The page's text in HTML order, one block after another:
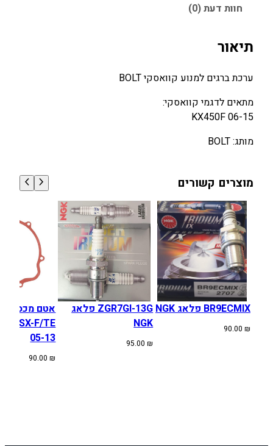
ב
ר
י
ם
ל
נ
ק
O
T
חוות דעת (0)
תיאור
ערכת ברגים למנוע קוואסקי BOLT
מתאים לדגמי קוואסקי:
KX450F 06-15
מותג: BOLT
מוצרים קשורים
BR9ECMIX פלאג NGK
90.00 ₪
ZGR7GI-13G פלאג
NGK
95.00₪
אטם מכסה
SX-F/TE
05-13
90.00₪